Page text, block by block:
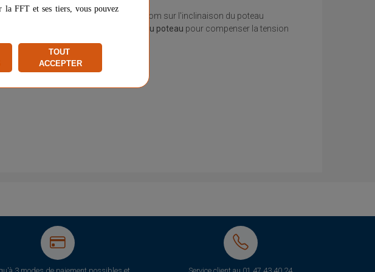
Inclinaison du poteau pour compenser la tension
la FFT et ses tiers, vous pouvez
TOUT
ACCEPTER